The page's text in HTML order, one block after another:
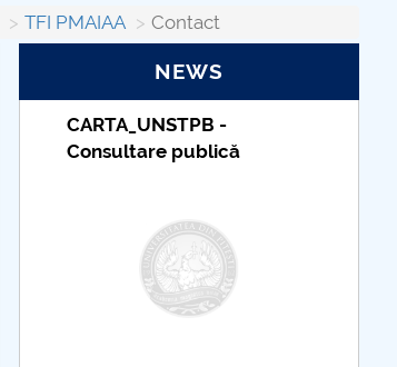
TFI PMAIAA Contact
NEWS
Taxe de școlarizare
indexate – Centrul